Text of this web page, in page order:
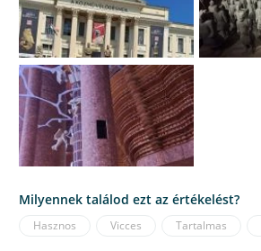
Milyennek találod ezt az értékelést?
Hasznos Vicces Tartalmas